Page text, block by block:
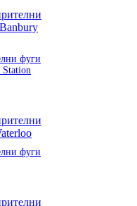
фуги
Station
фуги